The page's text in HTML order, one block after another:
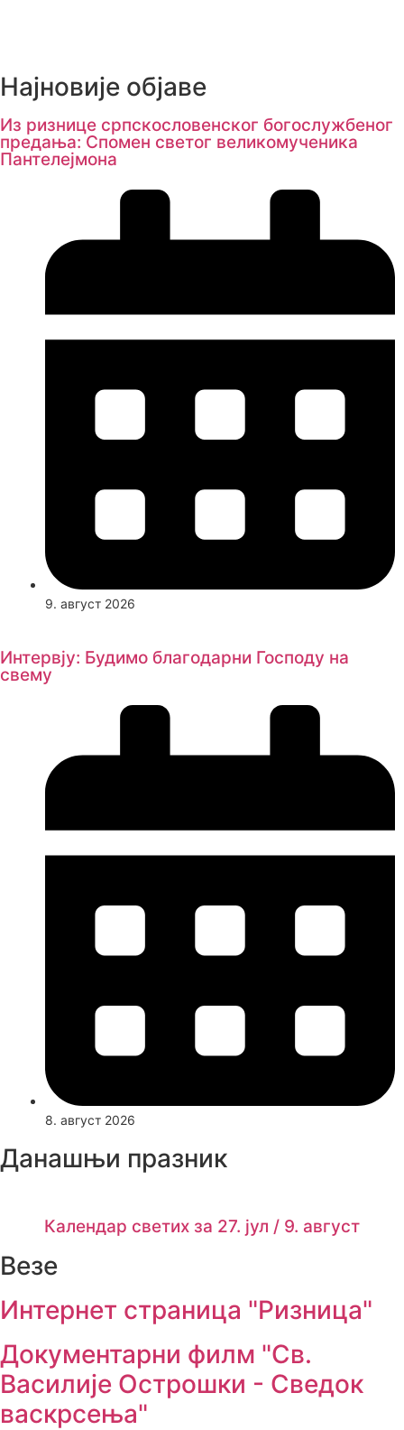
Најновије објаве
Из ризнице српскословенског богослужбеног
предања: Спомен светог великомученика
Пантелејмона
9. август 2026
Интервју: Будимо благодарни Господу на
свему
8. август 2026
Данашњи празник
Календар светих за 27. јул / 9. август
Везе
Интернет страница "Ризница"
Документарни филм "Св.
Василије Острошки - Сведок
васкрсења"